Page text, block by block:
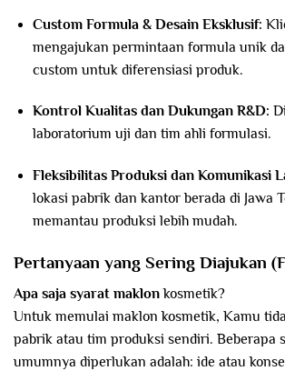
Custom Formula & Desain Eksklusif:
mengajukan permintaan formula unik
custom untuk diferensiasi produk.
Kontrol Kualitas dan Dukungan R&D:
laboratorium uji dan tim ahli formulasi.
Fleksibilitas Produksi dan Komunikasi
lokasi pabrik dan kantor berada di Jawa
memantau produksi lebih mudah.
Pertanyaan yang Sering Diajukan
Apa saja syarat maklonkosmetik?
Untuk memulai maklon kosmetik, Kamu
pabrik atau tim produksi sendiri. Beberapa
umumnya diperlukan adalah: ide atau